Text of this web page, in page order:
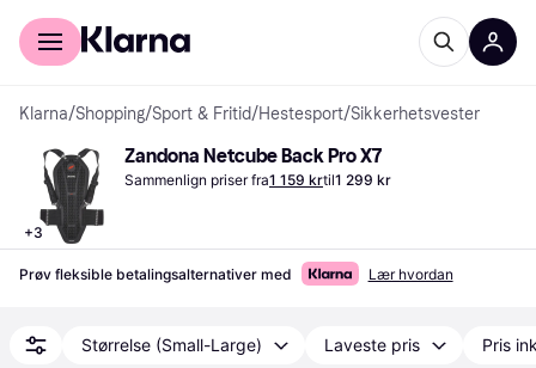
For kunder
Klarna/Shopping/Sport & Fritid/Hestesport/Sikkerhetsvester
+3
Zandona Netcube Back Pro X7
Sammenlign priser fra1 159 krtil1 299 kr
Prøv fleksible betalingsalternativer med Lær hvordan
Størrelse (Small-Large) Laveste pris Pris